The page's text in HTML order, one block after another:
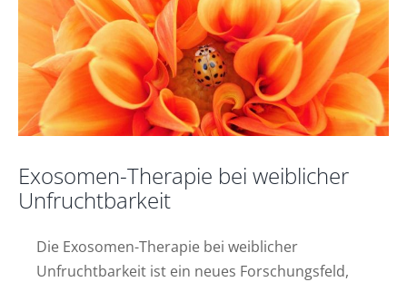
Exosomen-Therapie bei weiblicher
Unfruchtbarkeit
Die Exosomen-Therapie bei weiblicher
Unfruchtbarkeit ist ein neues Forschungsfeld,